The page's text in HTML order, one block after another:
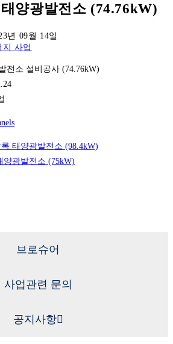
양광발전소 (74.76kW)
년 09월 14일
지 사업
전소 설비공사 (74.76kW)
태양광발전소 (98.4kW)
양광발전소 (75kW)
브로슈어
사업관련 문의
공지사항